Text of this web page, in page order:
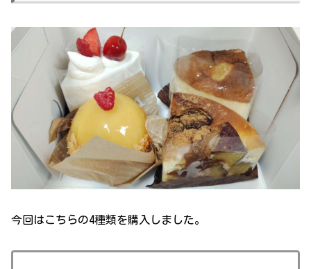
今回はこちらの4種類を購入しました。